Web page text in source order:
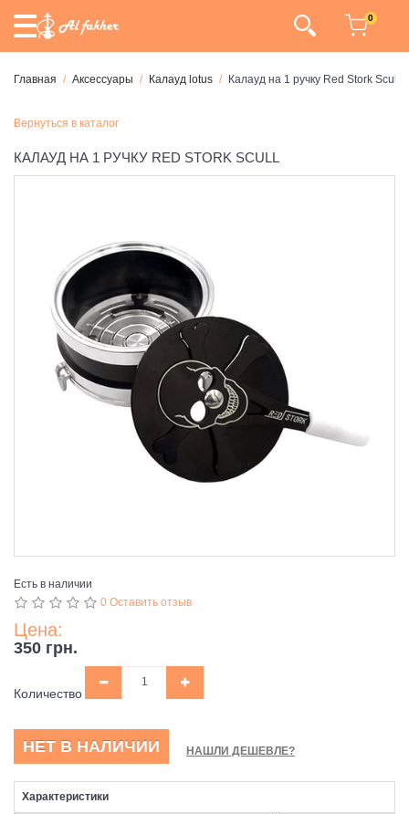
0
Главная Аксессуары Калауд lotus Калауд на 1 ручку Red Stork Scull
Вернуться в каталог
КАЛАУД НА 1 РУЧКУ RED STORK SCULL
Есть в наличии
0 Оставить отзыв
Цена:
350 грн.
Количество
НЕТ В НАЛИЧИИ НАШЛИ ДЕШЕВЛЕ?
Характеристики